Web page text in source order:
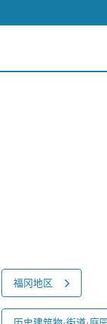
福冈地区